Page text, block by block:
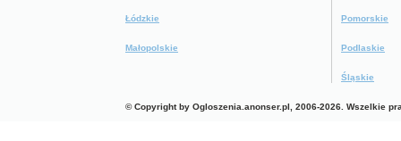
Łódzkie
Małopolskie
Pomorskie
Podlaskie
Śląskie
© Copyright by Ogloszenia.anonser.pl, 2006-2026. Wszelkie